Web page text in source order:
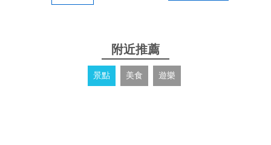
附近推薦
景點 美食 遊樂